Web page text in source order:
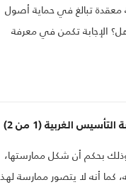
تبالغ في حماية أصول
الإجابة تكمن في معرفة
الغربية (1 من 2)
وذلك بحكم أن شكل ممارستها،
أنه لا يتصور ممارسة